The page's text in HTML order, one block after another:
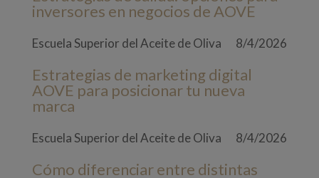
inversores en negocios de AOVE
Escuela Superior del Aceite de Oliva 8/4/2026
Estrategias de marketing digital
AOVE para posicionar tu nueva
marca
Escuela Superior del Aceite de Oliva 8/4/2026
Cómo diferenciar entre distintas